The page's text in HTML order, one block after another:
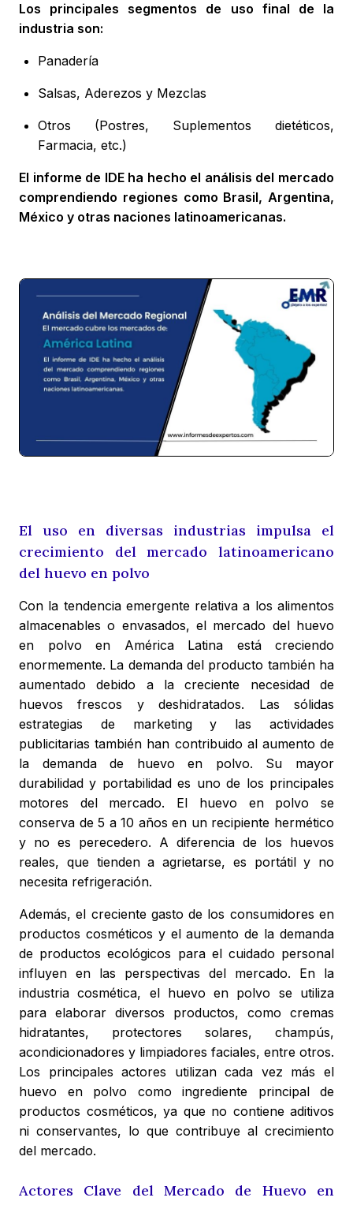
Los principales segmentos de uso final de la
industria son:
Panadería
Salsas, Aderezos y Mezclas
Otros (Postres, Suplementos dietéticos,
Farmacia, etc.)
El informe de IDE ha hecho el análisis del mercado
comprendiendo regiones como Brasil, Argentina,
México y otras naciones latinoamericanas.
El uso en diversas industrias impulsa el
crecimiento del mercado latinoamericano
del huevo en polvo
Con la tendencia emergente relativa a los alimentos
almacenables o envasados, el mercado del huevo
en polvo en América Latina está creciendo
enormemente. La demanda del producto también ha
aumentado debido a la creciente necesidad de
huevos frescos y deshidratados. Las sólidas
estrategias de marketing y las actividades
publicitarias también han contribuido al aumento de
la demanda de huevo en polvo. Su mayor
durabilidad y portabilidad es uno de los principales
motores del mercado. El huevo en polvo se
conserva de 5 a 10 años en un recipiente hermético
y no es perecedero. A diferencia de los huevos
reales, que tienden a agrietarse, es portátil y no
necesita refrigeración.
Además, el creciente gasto de los consumidores en
productos cosméticos y el aumento de la demanda
de productos ecológicos para el cuidado personal
influyen en las perspectivas del mercado. En la
industria cosmética, el huevo en polvo se utiliza
para elaborar diversos productos, como cremas
hidratantes, protectores solares, champús,
acondicionadores y limpiadores faciales, entre otros.
Los principales actores utilizan cada vez más el
huevo en polvo como ingrediente principal de
productos cosméticos, ya que no contiene aditivos
ni conservantes, lo que contribuye al crecimiento
del mercado.
Actores Clave del Mercado de Huevo en